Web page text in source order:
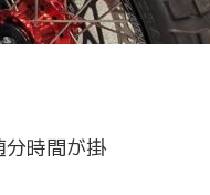
時間が掛